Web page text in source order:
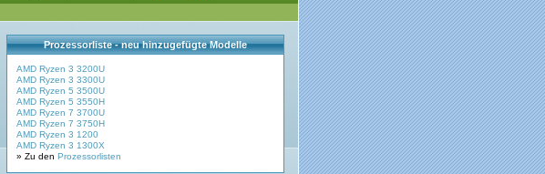
Prozessorliste - neu hinzugefügte Modelle
AMD Ryzen 3 3200U
AMD Ryzen 3 3300U
AMD Ryzen 5 3500U
AMD Ryzen 5 3550H
AMD Ryzen 7 3700U
AMD Ryzen 7 3750H
AMD Ryzen 3 1200
AMD Ryzen 3 1300X
» Zu den Prozessorlisten